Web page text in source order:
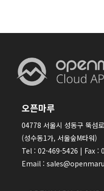
오픈마루
04778 서울시 성동구 뚝섬
(성수동1가, 서울숲M타워)
Tel : 02-469-5426 | Fax :
Email :